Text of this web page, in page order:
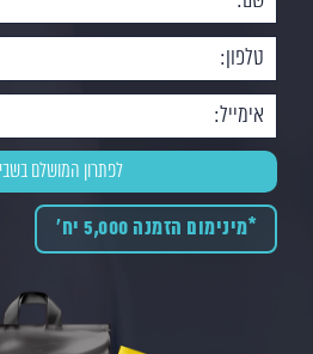
*מינימום הזמנה 5,000 יח'